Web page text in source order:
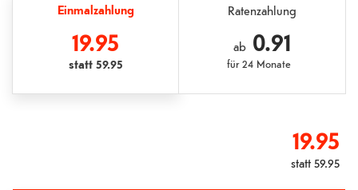
Einmalzahlung
19.95
statt59.95
Ratenzahlung
ab0.91
für24 Monate
19.95
statt59.95